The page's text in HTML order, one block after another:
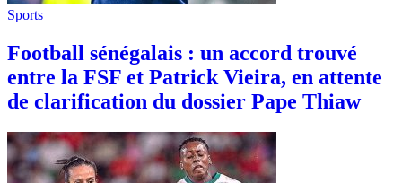
Sports
Football sénégalais : un accord trouvé
entre la FSF et Patrick Vieira, en attente
de clarification du dossier Pape Thiaw